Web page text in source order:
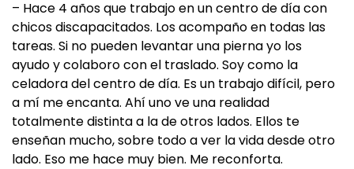
– Hace 4 años que trabajo en un centro de día con
chicos discapacitados. Los acompaño en todas las
tareas. Si no pueden levantar una pierna yo los
ayudo y colaboro con el traslado. Soy como la
celadora del centro de día. Es un trabajo difícil, pero
a mí me encanta. Ahí uno ve una realidad
totalmente distinta a la de otros lados. Ellos te
enseñan mucho, sobre todo a ver la vida desde otro
lado. Eso me hace muy bien. Me reconforta.